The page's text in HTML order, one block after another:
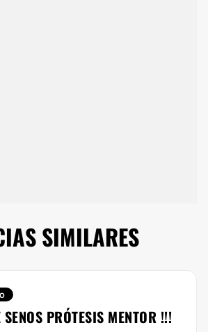
SIMILARES
PRÓTESIS MENTOR !!!